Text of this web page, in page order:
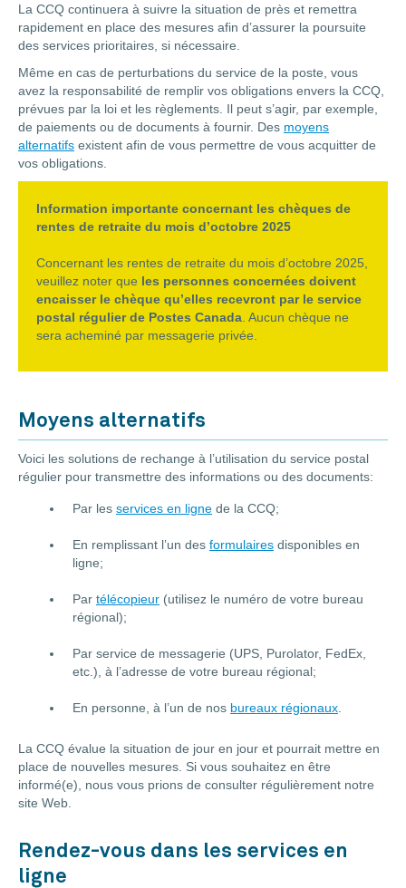
La CCQ continuera à suivre la situation de près et remettra
rapidement en place des mesures afin d’assurer la poursuite
des services prioritaires, si nécessaire.
Même en cas de perturbations du service de la poste, vous
avez la responsabilité de remplir vos obligations envers la CCQ,
prévues par la loi et les règlements. Il peut s’agir, par exemple,
de paiements ou de documents à fournir. Des moyens
alternatifs existent afin de vous permettre de vous acquitter de
vos obligations.
Information importante concernant les chèques de
rentes de retraite du mois d’octobre 2025
Concernant les rentes de retraite du mois d’octobre 2025,
veuillez noter que les personnes concernées doivent
encaisser le chèque qu’elles recevront par le service
postal régulier de Postes Canada . Aucun chèque ne
sera acheminé par messagerie privée.
Moyens alternatifs
Voici les solutions de rechange à l’utilisation du service postal
régulier pour transmettre des informations ou des documents:
Par les services en ligne de la CCQ;
En remplissant l’un des formulaires disponibles en
ligne;
Par télécopieur (utilisez le numéro de votre bureau
régional);
Par service de messagerie (UPS, Purolator, FedEx,
etc.), à l’adresse de votre bureau régional;
En personne, à l’un de nos bureaux régionaux
La CCQ évalue la situation de jour en jour et pourrait mettre en
place de nouvelles mesures. Si vous souhaitez en être
informé(e), nous vous prions de consulter régulièrement notre
site Web.
Rendez-vous dans les services en
ligne